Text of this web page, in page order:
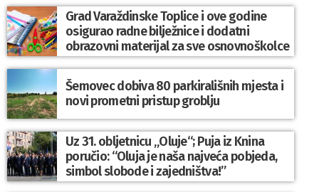
Grad Varaždinske Toplice i ove godine
osigurao radne bilježnice i dodatni
obrazovni materijal za sve osnovnoškolce
Šemovec dobiva 80 parkirališnih mjesta i
novi prometni pristup groblju
Uz 31. obljetnicu „Oluje“; Puja iz Knina
poručio: “Oluja je naša najveća pobjeda,
simbol slobode i zajedništva!”